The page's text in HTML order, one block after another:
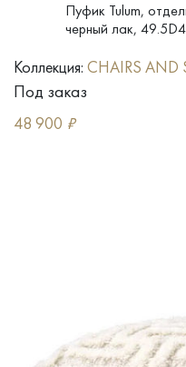
Пуфик Tulum,
черный лак,
Коллекция: CHAIRS AND
Под заказ
48 900 ₽